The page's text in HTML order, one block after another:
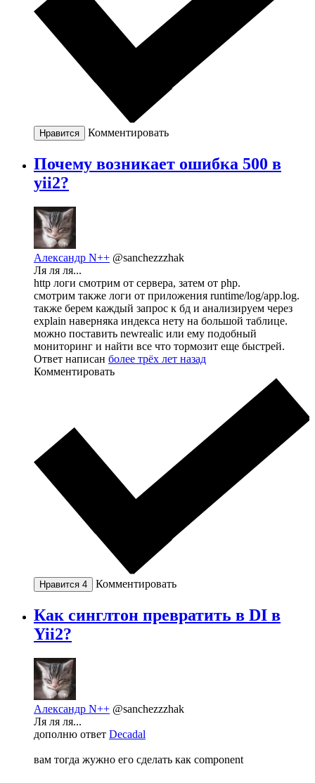
Нравится Комментировать
Почему возникает ошибка 500 в
yii2?
Александр N++ @sanchezzzhak
Ля ля ля...
http логи смотрим от сервера, затем от php.
смотрим также логи от приложения runtime/log/app.log.
также берем каждый запрос к бд и анализируем через
explain наверняка индекса нету на большой таблице.
можно поставить newrealic или ему подобный
мониторинг и найти все что тормозит еще быстрей.
Ответ написан более трёх лет назад
Комментировать
Нравится 4 Комментировать
Как синглтон превратить в DI в
Yii2?
Александр N++ @sanchezzzhak
Ля ля ля...
дополню ответ Decadal
вам тогда жужно его сделать как component